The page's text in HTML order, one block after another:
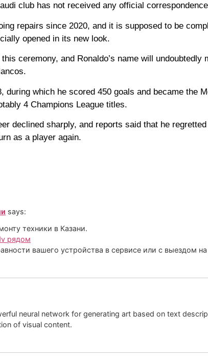
club has not received any official
repairs since 2020, and it is supposed to be
opened in its new look.
ceremony, and Ronaldo’s name will undoubtedly
which he scored 450 goals and became the
4 Champions League titles.
declined sharply, and reports said that he
as a player again.
says:
техники в Казани.
рядом
вашего устройства в сервисе или с выездом
neural network for generating art based on text
of visual content.